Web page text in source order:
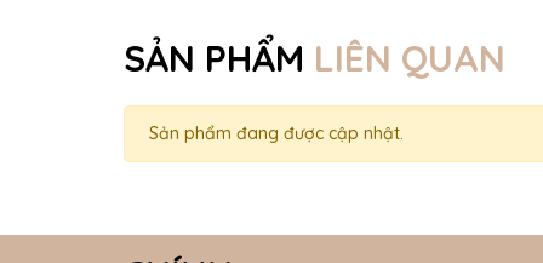
SẢN PHẨM LIÊN QUAN
Sản phẩm đang được cập nhật.